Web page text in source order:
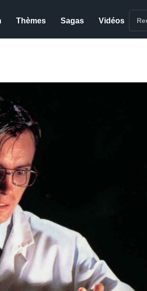
Thèmes Sagas Vidéos